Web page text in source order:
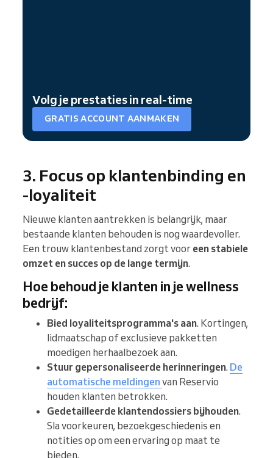
Volg je prestaties in real-time
GRATIS ACCOUNT AANMAKEN
3. Focus op klantenbinding en
-loyaliteit
Nieuwe klanten aantrekken is belangrijk, maar
bestaande klanten behouden is nog waardevoller.
Een trouw klantenbestand zorgt voor een stabiele
omzet en succes op de lange termijn.
Hoe behoud je klanten in je wellness
bedrijf:
Bied loyaliteitsprogramma's aan. Kortingen,
lidmaatschap of exclusieve pakketten
moedigen herhaalbezoek aan.
Stuur gepersonaliseerde herinneringen. De
automatische meldingen van Reservio
houden klanten betrokken.
Gedetailleerde klantendossiers bijhouden.
Sla voorkeuren, bezoekgeschiedenis en
notities op om een ervaring op maat te
bieden.